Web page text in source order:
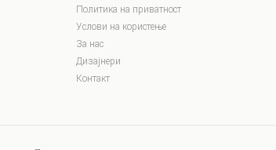
Политика на приватност
Услови на користење
За нас
Дизајнери
Контакт